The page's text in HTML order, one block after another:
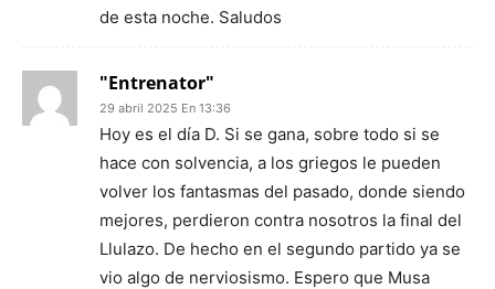
de esta noche. Saludos
"Entrenator"
29 abril 2025 En 13:36
Hoy es el día D. Si se gana, sobre todo si se
hace con solvencia, a los griegos le pueden
volver los fantasmas del pasado, donde siendo
mejores, perdieron contra nosotros la final del
Llulazo. De hecho en el segundo partido ya se
vio algo de nerviosismo. Espero que Musa